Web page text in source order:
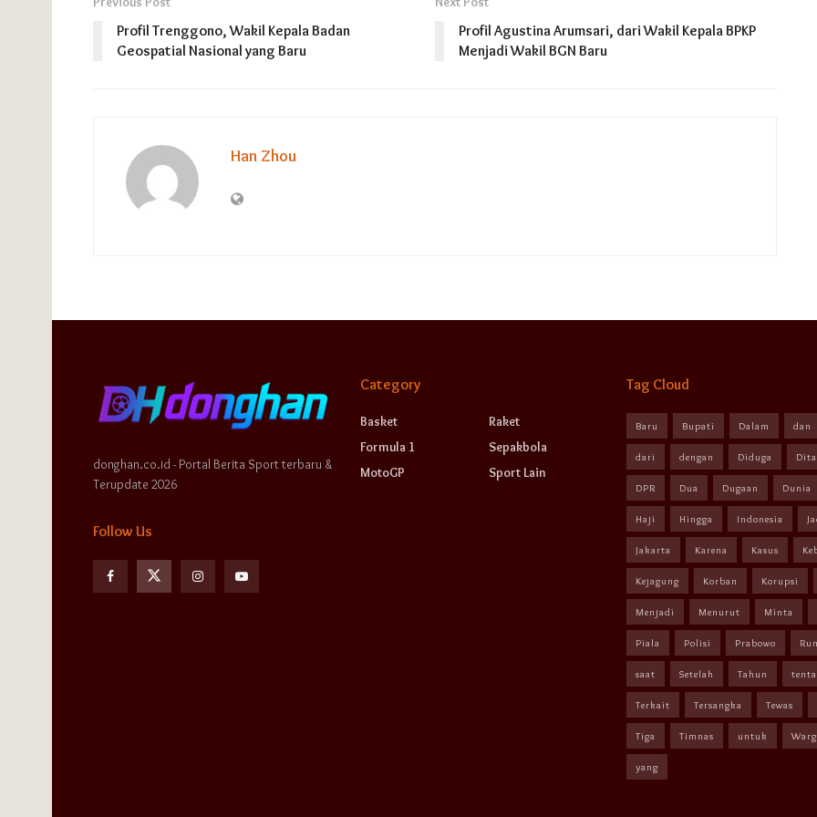
Profil Trenggono, Wakil Kepala Badan
Geospatial Nasional yang Baru
Profil Agustina Arumsari, dari Wakil Kepala BPKP
Menjadi Wakil BGN Baru
Han Zhou
donghan.co.id - Portal Berita Sport terbaru &
Terupdate 2026
Follow Us
Category
Basket
Formula 1
MotoGP
Raket
Sepakbola
Sport Lain
Tag Cloud
Baru Bupati Dalam dan
dari dengan Diduga
DPR Dua Dugaan Dunia
Haji Hingga Indonesia
Jakarta Karena Kasus
Kejagung Korban Korupsi
Menjadi Menurut Minta
Piala Polisi Prabowo
saat Setelah Tahun
Terkait Tersangka Tewas
Tiga Timnas untuk
yang